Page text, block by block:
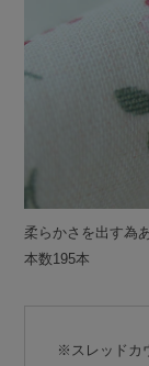
柔らかさを出す為
本数195本
※スレッドカ